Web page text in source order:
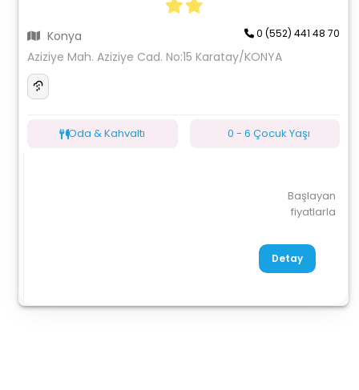
Konya 0 (552) 441 48 70
Aziziye Mah. Aziziye Cad. No:15 Karatay/KONYA
Oda & Kahvaltı 0 - 6 Çocuk Yaşı
Başlayan
fiyatlarla
Detay